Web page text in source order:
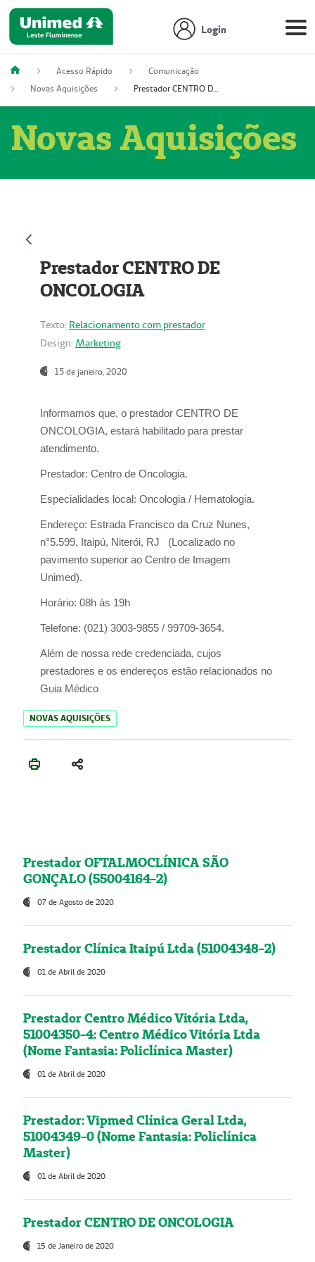
Login
Acesso Rápido
Comunicação
Novas Aquisições
Prestador CENTRO DE ONCOLOGIA
Novas Aquisições
Prestador CENTRO DE
ONCOLOGIA
Texto: Relacionamento com prestador
Design: Marketing
15 de janeiro, 2020
Informamos que, o prestador CENTRO DE
ONCOLOGIA, estará habilitado para prestar
atendimento.
Prestador: Centro de Oncologia.
Especialidades local: Oncologia / Hematologia.
Endereço: Estrada Francisco da Cruz Nunes,
n°5.599, Itaipú, Niterói, RJ (Localizado no
pavimento superior ao Centro de Imagem
Unimed).
Horário: 08h às 19h
Telefone: (021) 3003-9855 / 99709-3654.
Além de nossa rede credenciada, cujos
prestadores e os endereços estão relacionados no
Guia Médico
NOVAS AQUISIÇÕES
Prestador OFTALMOCLÍNICA SÃO
GONÇALO (55004164-2)
07 de Agosto de 2020
Prestador Clínica Itaipú Ltda (51004348-2)
01 de Abril de 2020
Prestador Centro Médico Vitória Ltda,
51004350-4: Centro Médico Vitória Ltda
(Nome Fantasia: Policlínica Master)
01 de Abril de 2020
Prestador: Vipmed Clínica Geral Ltda,
51004349-0 (Nome Fantasia: Policlínica
Master)
01 de Abril de 2020
Prestador CENTRO DE ONCOLOGIA
15 de Janeiro de 2020